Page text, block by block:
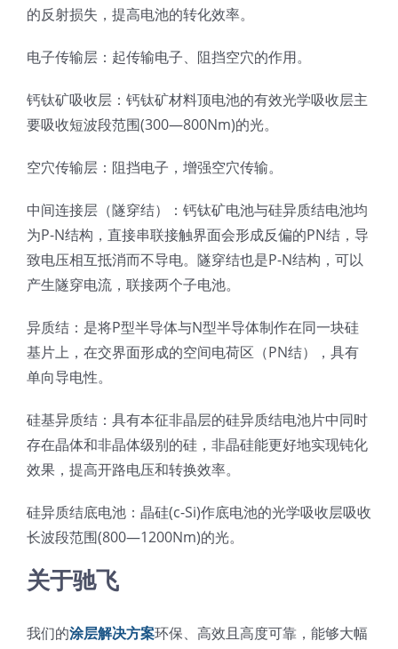
超声波喷雾成型系统
流量
双进液
耐化学腐蚀的喷嘴
喷嘴兼容性
的反射损失，提高电池的转化效率。
电子传输层：起传输电子、阻挡空穴的作用。
钙钛矿吸收层：钙钛矿材料顶电池的有效光学吸收层主
要吸收短波段范围(300—800Nm)的光。
空穴传输层：阻挡电子，增强空穴传输。
中间连接层（隧穿结）：钙钛矿电池与硅异质结电池均
为P-N结构，直接串联接触界面会形成反偏的PN结，导
致电压相互抵消而不导电。隧穿结也是P-N结构，可以
产生隧穿电流，联接两个子电池。
异质结：是将P型半导体与N型半导体制作在同一块硅
基片上，在交界面形成的空间电荷区（PN结），具有
单向导电性。
硅基异质结：具有本征非晶层的硅异质结电池片中同时
存在晶体和非晶体级别的硅，非晶硅能更好地实现钝化
效果，提高开路电压和转换效率。
硅异质结底电池：晶硅(c-Si)作底电池的光学吸收层吸收
长波段范围(800—1200Nm)的光。
关于驰飞
我们的涂层解决方案环保、高效且高度可靠，能够大幅